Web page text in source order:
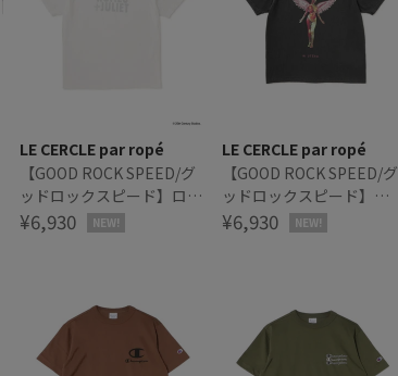
LE CERCLE par ropé
【GOOD ROCK SPEED/グ
ッドロックスピード】ロミ
オとジュリエットロゴT
¥6,930 NEW!
LE CERCLE par ropé
【GOOD ROCK SPEED/グ
ッドロックスピード】
NIRVANA エンジェルアイ
¥6,930 NEW!